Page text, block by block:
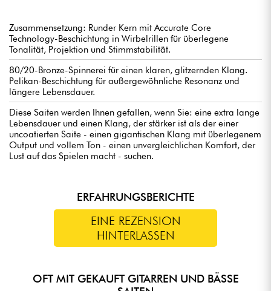
Zusammensetzung: Runder Kern mit Accurate Core
Technology-Beschichtung in Wirbelrillen für überlegene
Tonalität, Projektion und Stimmstabilität.
80/20-Bronze-Spinnerei für einen klaren, glitzernden Klang.
Pelikan-Beschichtung für außergewöhnliche Resonanz und
längere Lebensdauer.
Diese Saiten werden Ihnen gefallen, wenn Sie: eine extra lange
Lebensdauer und einen Klang, der stärker ist als der einer
uncoatierten Saite - einen gigantischen Klang mit überlegenem
Output und vollem Ton - einen unvergleichlichen Komfort, der
Lust auf das Spielen macht - suchen.
ERFAHRUNGSBERICHTE
EINE REZENSION
HINTERLASSEN
OFT MIT GEKAUFT GITARREN UND BÄSSE